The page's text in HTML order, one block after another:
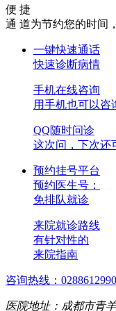
便 捷
通 道为节约您的时间
一键快速通话
快速诊断病情
手机在线咨询
用手机也可以咨
QQ随时问诊
这次问，下次还
预约挂号平台
预约医生号：
免排队就诊
来院就诊路线
有针对性的
来院指南
咨询热线：
医院地址：成都市青